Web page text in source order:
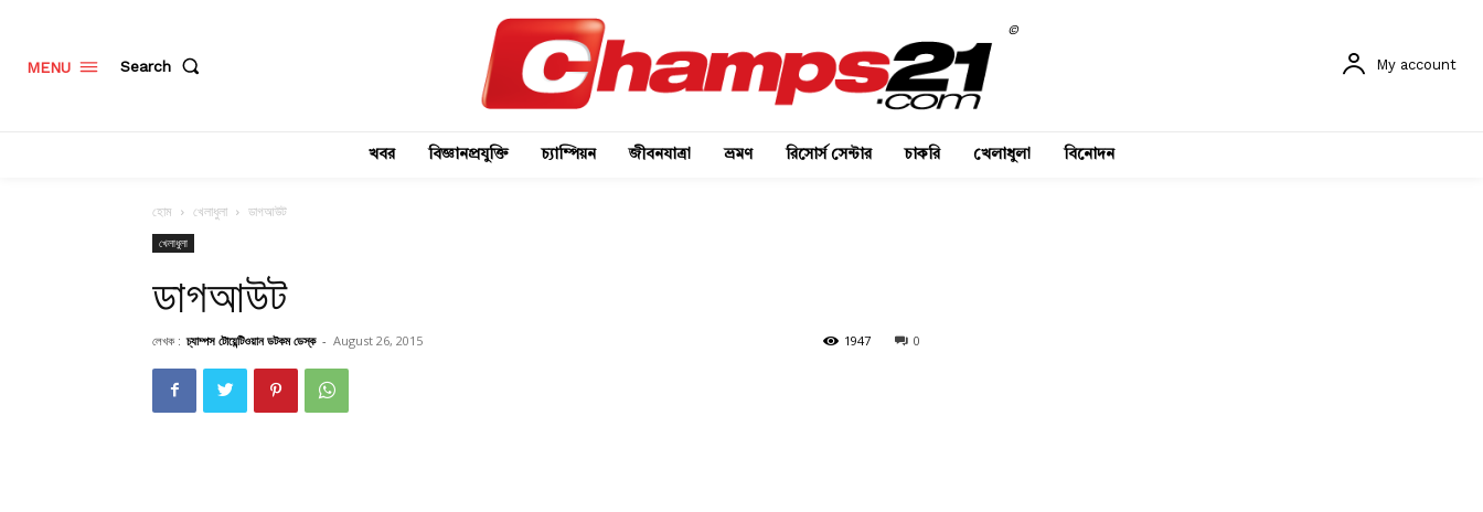
MENU Search
©
My account
খবর বিজ্ঞানপ্রযুক্তি চ্যাম্পিয়ন জীবনযাত্রা ভ্রমণ রিসোর্স সেন্টার চাকরি খেলাধুলা বিনোদন
হোম খেলাধুলা ডাগআউট
খেলাধুলা
ডাগআউট
লেখক : চ্যাম্পস টোয়েন্টিওয়ান ডটকম ডেস্ক - August 26, 2015 0
1947